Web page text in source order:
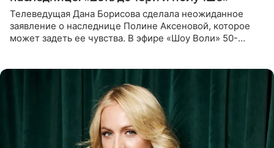
Телеведущая Дана Борисова сделала неожиданное
заявление о наследнице Полине Аксеновой, которое
может задеть ее чувства. В эфире «Шоу Воли» 50-